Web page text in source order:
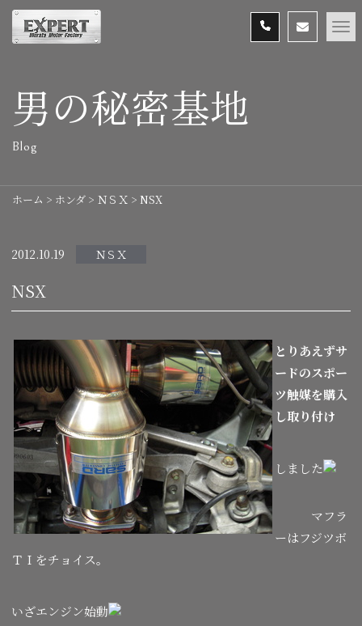
男の秘密基地
Blog
ホーム > ホンダ > ＮＳＸ > NSX
2012.10.19 ＮＳＸ
NSX
とりあえずサ
ードのスポー
ツ触媒を購入
し取り付け
しました
マフラ
ーはフジツボ
ＴＩをチョイス。
いざエンジン始動